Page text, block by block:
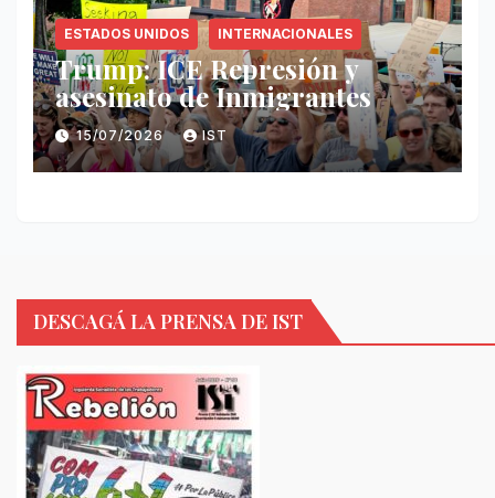
ESTADOS UNIDOS INTERNACIONALES
Trump: ICE Represión y
asesinato de Inmigrantes
15/07/2026 IST
DESCAGÁ LA PRENSA DE IST